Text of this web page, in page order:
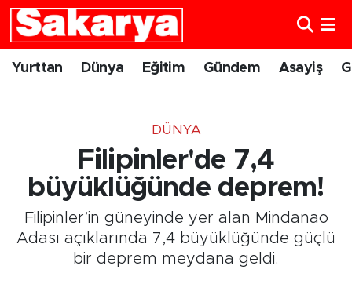
Yurttan Dünya Eğitim Gündem Asayiş
DÜNYA
Filipinler'de 7,4
büyüklüğünde deprem!
Filipinler’in güneyinde yer alan Mindanao
Adası açıklarında 7,4 büyüklüğünde güçlü
bir deprem meydana geldi.
Yurttan
Gündem
Eskişehirspor
Spor
Eskişehir Nöbetçi Eczaneler
Eskişehir Trafik Yoğunluk Haritası
Süper Lig Puan Durumu ve Fikstür
Tüm Manşetler